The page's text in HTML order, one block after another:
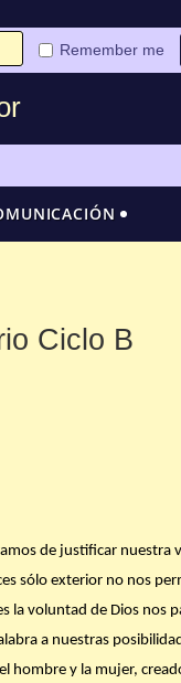
Remember me
Ciclo B
de justificar nuestra
sólo exterior no nos
la voluntad de Dios nos
a nuestras
hombre y la mujer,